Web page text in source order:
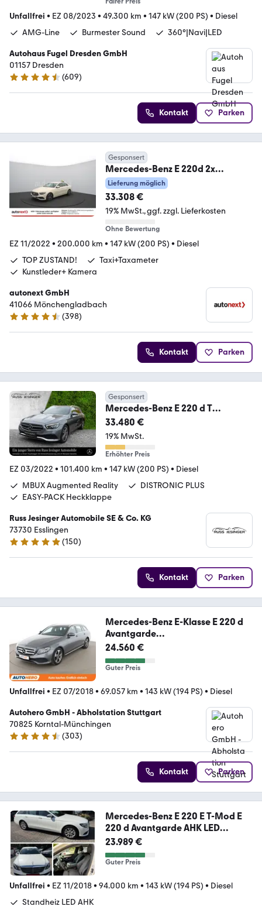
Unfallfrei • EZ 08/2023 • 49.300 km • 147 kW (200 PS) • Diesel
AMG-Line
Burmester Sound 360°|Navi|LED
Autohaus Fugel Dresden GmbH
01157 Dresden
4.6 Sterne
(609)
Kontakt Parken
Gesponsert
Mercedes-Benz E 220d 2x
Avantgarde Taxi *TAXAMETER*
KAMERA (89
Lieferung möglich
33.308 €
19% MwSt. ggf. zzgl. Lieferkosten
Ohne Bewertung
EZ 11/2022 • 200.000 km • 147 kW (200 PS) • Diesel
TOP ZUSTAND!
Taxi+Taxameter
Kunstleder+ Kamera
autonext GmbH
41066 Mönchengladbach
4.7 Sterne
(398)
Kontakt Parken
Gesponsert
Mercedes-Benz E 220 d T
Avantgarde
*Cam*Pano*WIDE*LED*StandHz
g
33.480 €
19% MwSt.
Erhöhter Preis
EZ 03/2022 • 101.400 km • 147 kW (200 PS) • Diesel
MBUX Augmented Reality
DISTRONIC PLUS
EASY-PACK Heckklappe
Russ Jesinger Automobile SE & Co. KG
73730 Esslingen
4.9 Sterne
(150)
Kontakt Parken
Mercedes-Benz E-Klasse E 220 d
Avantgarde
Aut*NAVI*LED*TEMPO*
24.560 €
Guter Preis
Unfallfrei • EZ 07/2018• 69.057 km • 143 kW (194 PS) • Diesel
Autohero GmbH - Abholstation Stuttgart
70825 Korntal-Münchingen
4.4 Sterne
(303)
Kontakt Parken
Mercedes-Benz E 220 E T-Mod E
220 d Avantgarde AHK LED
Comand
23.989 €
Guter Preis
Unfallfrei • EZ 11/2018• 94.000 km • 143 kW (194 PS) • Diesel
Standheiz LED AHK